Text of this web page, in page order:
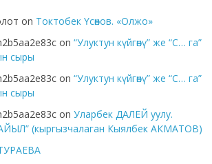
on Токтобек Үсөнов. «Олжо»
on“Улуктун күйгөнү” же “С… га”
сыры
on“Улуктун күйгөнү” же “С… га”
сыры
onУларбек ДАЛЕЙ уулу.
(кыргызчалаган Кыялбек АКМАТОВ)